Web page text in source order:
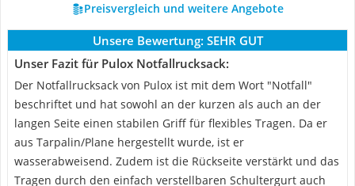
Preisvergleich und weitere Angebote
Unsere Bewertung: SEHR GUT
Unser Fazit für Pulox Notfallrucksack:
Der Notfallrucksack von Pulox ist mit dem Wort "Notfall"
beschriftet und hat sowohl an der kurzen als auch an der
langen Seite einen stabilen Griff für flexibles Tragen. Da er
aus Tarpalin/Plane hergestellt wurde, ist er
wasserabweisend. Zudem ist die Rückseite verstärkt und das
Tragen durch den einfach verstellbaren Schultergurt auch